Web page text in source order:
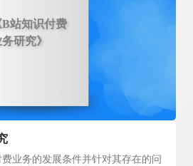
B站知识付费
研究》
业务的发展条件并针对其存在的问